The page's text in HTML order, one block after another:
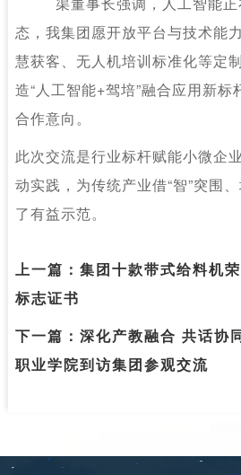
态，我集团愿开放平台与技术能
慧获客、无人机培训标准化等定
造“人工智能+驾培”融合应用新
合作意向。
此次交流是行业标杆赋能小微企
动实践，为传统产业借“智”突围
了有益示范。
上一篇： 集团十款带式给料机
标志证书
下一篇： 深化产教融合 共话
职业学院到访集团参观交流